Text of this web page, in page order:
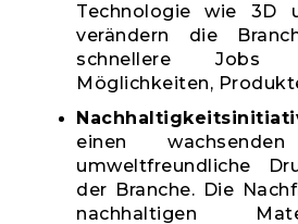
Technologie wie 3D
verändern die
schnellere Jobs
Möglichkeiten,
einen
umweltfreundliche
der Branche. Die
nachhaltigen